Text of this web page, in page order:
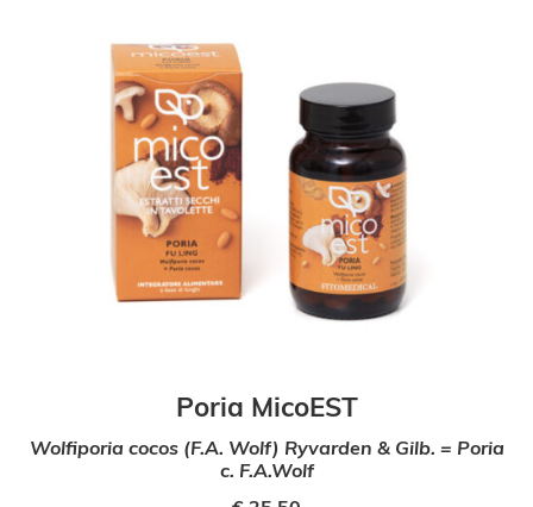
Poria MicoEST
Wolfiporia cocos (F.A. Wolf) Ryvarden & Gilb. = Poria
c. F.A.Wolf